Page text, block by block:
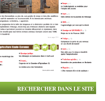
RECHERCHER DANS LE SITE